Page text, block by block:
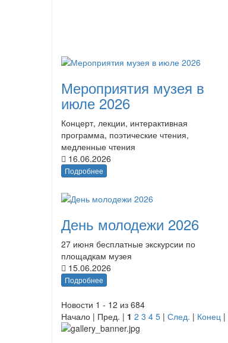
Мероприятия музея в
июле 2026
Концерт, лекции, интерактивная
программа, поэтические чтения,
медленные чтения
16.06.2026
Подробнее
День молодежи 2026
27 июня бесплатные экскурсии по
площадкам музея
15.06.2026
Подробнее
Новости 1 - 12 из 684
Начало | Пред. | 1 2 3 4 5 | След. | Конец |